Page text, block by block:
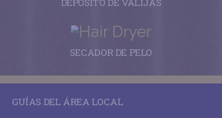
SECADOR DE PELO
GUÍAS DEL ÁREA LOCAL